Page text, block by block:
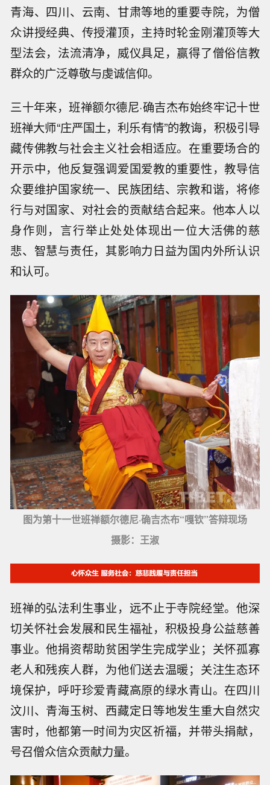
青海、四川、云南、甘肃等地的重要寺院，为僧
众讲授经典、传授灌顶，主持时轮金刚灌顶等大
型法会，法流清净，威仪具足，赢得了僧俗信教
群众的广泛尊敬与虔诚信仰。
三十年来，班禅额尔德尼·确吉杰布始终牢记十世
班禅大师“庄严国土，利乐有情”的教诲，积极引导
藏传佛教与社会主义社会相适应。在重要场合的
开示中，他反复强调爱国爱教的重要性，教导信
众要维护国家统一、民族团结、宗教和谐，将修
行与对国家、对社会的贡献结合起来。他本人以
身作则，言行举止处处体现出一位大活佛的慈
悲、智慧与责任，其影响力日益为国内外所认识
和认可。
图为第十一世班禅额尔德尼·确吉杰布“嘎钦”答辩现场
摄影：王淑
班禅的弘法利生事业，远不止于寺院经堂。他深
切关怀社会发展和民生福祉，积极投身公益慈善
事业。他捐资帮助贫困学生完成学业；关怀孤寡
老人和残疾人群，为他们送去温暖；关注生态环
境保护，呼吁珍爱青藏高原的绿水青山。在四川
汶川、青海玉树、西藏定日等地发生重大自然灾
害时，他都第一时间为灾区祈福，并带头捐献，
号召僧众信众贡献力量。